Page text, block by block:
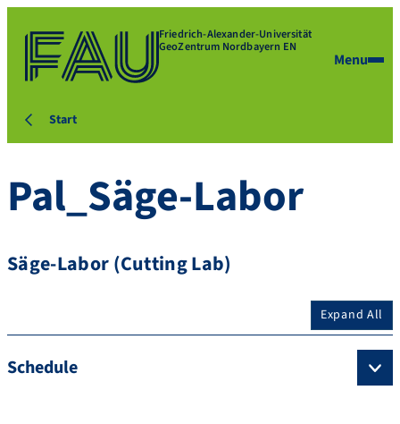
Friedrich-Alexander-Universität
GeoZentrum Nordbayern EN
Menu
Start
Pal_Säge-Labor
Säge-Labor (Cutting Lab)
Expand All
Schedule